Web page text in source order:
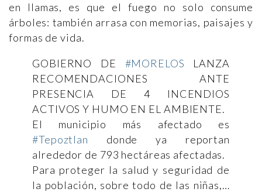
en llamas, es que el fuego no solo consume
árboles: también arrasa con memorias, paisajes y
formas de vida.
GOBIERNO DE #MORELOS LANZA
RECOMENDACIONES ANTE
PRESENCIA DE 4 INCENDIOS
ACTIVOS Y HUMO EN EL AMBIENTE.
El municipio más afectado es
#Tepoztlan donde ya reportan
alrededor de 793 hectáreas afectadas.
Para proteger la salud y seguridad de
la población, sobre todo de las niñas,…